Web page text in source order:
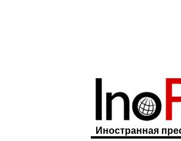
Иностранная